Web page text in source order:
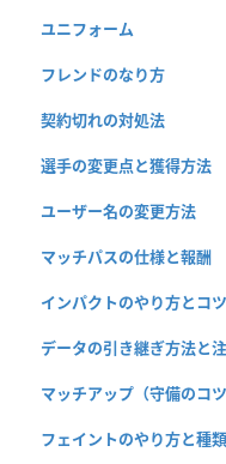
ユニフォーム
フレンドのなり方
契約切れの対処法
選手の変更点と獲得方法
ユーザー名の変更方法
マッチパスの仕様と報酬
インパクトのやり方とコツ
データの引き継ぎ方法と
マッチアップ（守備のコツ
フェイントのやり方と種類